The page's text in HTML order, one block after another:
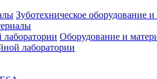
Зуботехническое оборудование
Оборудование и
лаборатории